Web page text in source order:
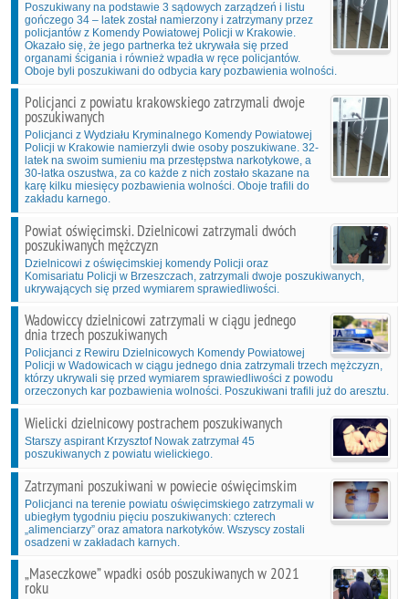
Poszukiwany na podstawie 3 sądowych zarządzeń i listu
gończego 34 – latek został namierzony i zatrzymany przez
policjantów z Komendy Powiatowej Policji w Krakowie.
Okazało się, że jego partnerka też ukrywała się przed
organami ścigania i również wpadła w ręce policjantów.
Oboje byli poszukiwani do odbycia kary pozbawienia wolności.
Policjanci z powiatu krakowskiego zatrzymali dwoje
poszukiwanych
Policjanci z Wydziału Kryminalnego Komendy Powiatowej
Policji w Krakowie namierzyli dwie osoby poszukiwane. 32-
latek na swoim sumieniu ma przestępstwa narkotykowe, a
30-latka oszustwa, za co każde z nich zostało skazane na
karę kilku miesięcy pozbawienia wolności. Oboje trafili do
zakładu karnego.
Powiat oświęcimski. Dzielnicowi zatrzymali dwóch
poszukiwanych mężczyzn
Dzielnicowi z oświęcimskiej komendy Policji oraz
Komisariatu Policji w Brzeszczach, zatrzymali dwoje poszukiwanych,
ukrywających się przed wymiarem sprawiedliwości.
Wadowiccy dzielnicowi zatrzymali w ciągu jednego
dnia trzech poszukiwanych
Policjanci z Rewiru Dzielnicowych Komendy Powiatowej
Policji w Wadowicach w ciągu jednego dnia zatrzymali trzech mężczyzn,
którzy ukrywali się przed wymiarem sprawiedliwości z powodu
orzeczonych kar pozbawienia wolności. Poszukiwani trafili już do aresztu.
Wielicki dzielnicowy postrachem poszukiwanych
Starszy aspirant Krzysztof Nowak zatrzymał 45
poszukiwanych z powiatu wielickiego.
Zatrzymani poszukiwani w powiecie oświęcimskim
Policjanci na terenie powiatu oświęcimskiego zatrzymali w
ubiegłym tygodniu pięciu poszukiwanych: czterech
„alimenciarzy” oraz amatora narkotyków. Wszyscy zostali
osadzeni w zakładach karnych.
„Maseczkowe” wpadki osób poszukiwanych w 2021
roku